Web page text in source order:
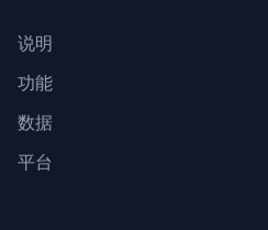
说明
功能
数据
平台